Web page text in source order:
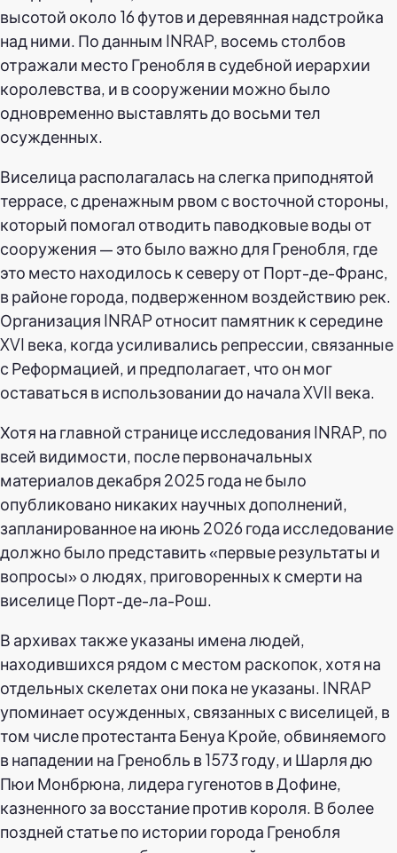
высотой около 16 футов и деревянная надстройка
над ними. По данным INRAP, восемь столбов
отражали место Гренобля в судебной иерархии
королевства, и в сооружении можно было
одновременно выставлять до восьми тел
осужденных.
Виселица располагалась на слегка приподнятой
террасе, с дренажным рвом с восточной стороны,
который помогал отводить паводковые воды от
сооружения — это было важно для Гренобля, где
это место находилось к северу от Порт-де-Франс,
в районе города, подверженном воздействию рек.
Организация INRAP относит памятник к середине
XVI века, когда усиливались репрессии, связанные
с Реформацией, и предполагает, что он мог
оставаться в использовании до начала XVII века.
Хотя на главной странице исследования INRAP, по
всей видимости, после первоначальных
материалов декабря 2025 года не было
опубликовано никаких научных дополнений,
запланированное на июнь 2026 года исследование
должно было представить «первые результаты и
вопросы» о людях, приговоренных к смерти на
виселице Порт-де-ла-Рош.
В архивах также указаны имена людей,
находившихся рядом с местом раскопок, хотя на
отдельных скелетах они пока не указаны. INRAP
упоминает осужденных, связанных с виселицей, в
том числе протестанта Бенуа Кройе, обвиняемого
в нападении на Гренобль в 1573 году, и Шарля дю
Пюи Монбрюна, лидера гугенотов в Дофине,
казненного за восстание против короля. В более
поздней статье по истории города Гренобля